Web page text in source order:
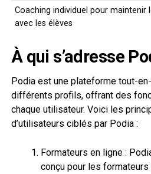
Coaching individuel pour maintenir
avec les élèves
À qui s’adresse
Podia est une plateforme tout-
différents profils, offrant des
chaque utilisateur. Voici les
d’utilisateurs ciblés par Podia :
Formateurs en ligne :
conçu pour les